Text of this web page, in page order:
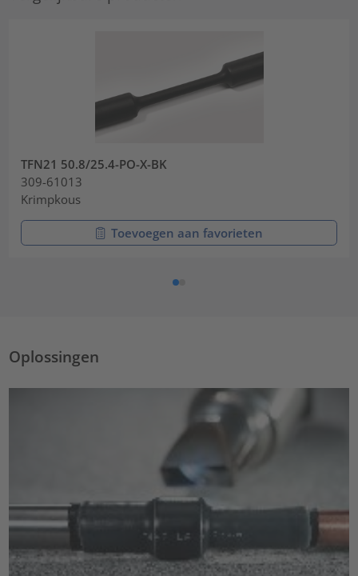
TFN21 50.8/25.4-PO-X-BK
309-61013
Krimpkous
Toevoegen aan favorieten
Oplossingen